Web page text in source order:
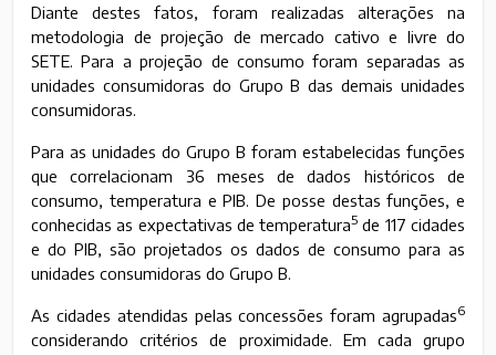
Diante destes fatos, foram realizadas alterações na
metodologia de projeção de mercado cativo e livre do
SETE. Para a projeção de consumo foram separadas as
unidades consumidoras do Grupo B das demais unidades
consumidoras.
Para as unidades do Grupo B foram estabelecidas funções
que correlacionam 36 meses de dados históricos de
consumo, temperatura e PIB. De posse destas funções, e
conhecidas as expectativas de temperatura5 de 117 cidades
e do PIB, são projetados os dados de consumo para as
unidades consumidoras do Grupo B.
As cidades atendidas pelas concessões foram agrupadas6
considerando critérios de proximidade. Em cada grupo